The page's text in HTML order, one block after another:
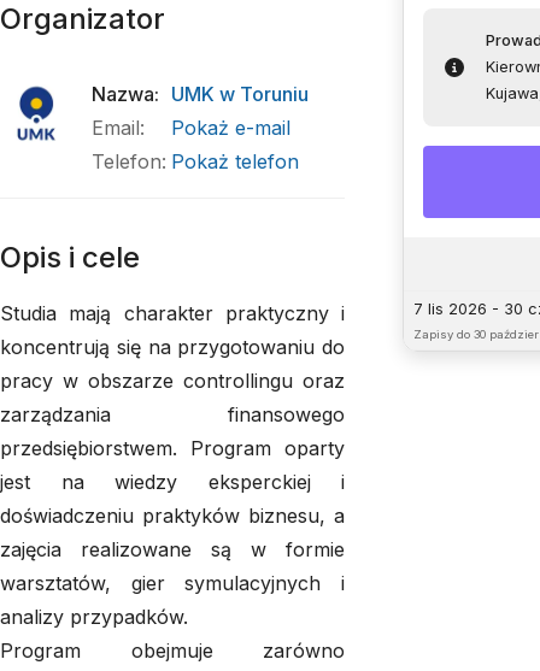
7 lis 2026 - 30
Zapisy do 30
Organizator
Nazwa: UMK w Toruniu
Email:
Pokaż e-mail
Telefon: Pokaż telefon
Opis i cele
Studia mają charakter praktyczny i
koncentrują się na przygotowaniu do
pracy w obszarze controllingu oraz
zarządzania finansowego
przedsiębiorstwem. Program oparty
jest na wiedzy eksperckiej i
doświadczeniu praktyków biznesu, a
zajęcia realizowane są w formie
warsztatów, gier symulacyjnych i
analizy przypadków.
Program obejmuje zarówno